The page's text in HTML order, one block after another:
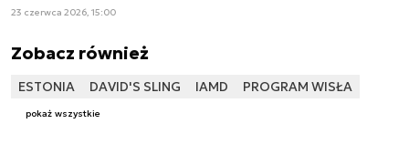
23 czerwca 2026, 15:00
Zobacz również
ESTONIA DAVID'S SLING IAMD PROGRAM WISŁA
pokaż wszystkie